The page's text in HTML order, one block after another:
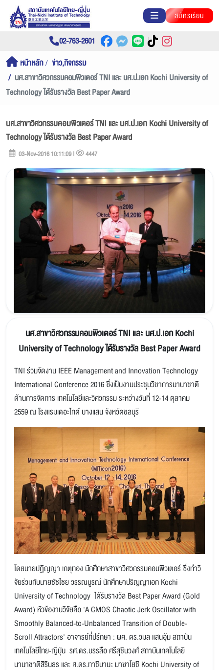
สมัครเรียน
02-763-2601
หน้าหลัก
ข่าว,กิจกรรม
นศ.สาขาวิศวกรรมคอมพิวเต​อร์ TNI และ นศ.ป.เอก ​Kochi University of
Technology ได้รับรางวัล Best Paper Award
นศ.สาขาวิศวกรรมคอมพิวเต​อร์ TNI และ นศ.ป.เอก ​Kochi University of
Technology ได้รับรางวัล Best Paper Award
03-Nov-2016 10:11:09 | 4447
นศ.สาขาวิศวกรรมคอมพิวเต​อร์ TNI และ นศ.ป.เอก ​Kochi
University of Technology ได้รับรางวัล Best Paper Award
TNI ร่วมจัดงาน IEEE Management and Innovation Technology
International Conference 2016 ซึ่งเป็นงานประชุมวิชาการนานาชาติ
ด้านการจัดการ เทคโนโลยีและวิศวกรรม ระหว่างวันที่ 12-14 ตุลาคม
2559 ณ โรงแรมเดอะไทด์ บางแสน จังหวัดชลบุรี
โดยนายปฏิญญา เกตุทอง นักศึกษาสาขาวิศวกรรมคอมพิวเต​อร์​​ ซึ่งทำ​วิ​​
จัยร่วมกับนายชัชไชย วรรณบูรณ์ นักศึกษาปริญญาเอก ​Kochi
University of Technology ได้รับรางวัล Best Paper Award (Gold
Award) หัวข้องานวิจัยคือ 'A CMOS Chaotic Jerk Oscillator with
Smoothly Balanced-to-Unbalanced Transition of Double-
Scroll Attractors' อาจารย์ที่ปรึกษา : ผศ. ดร.วิมล แสนอุ้ม ​สถาบัน
เทคโนโลยีไทย-ญี่ปุ่น ​ รศ.ดร.บรรลือ ศรีสุชินวงศ์ สถาบันเทคโนโลยี
นานาชาติสิรินธร และ ศ.ดร.ทาชิบานะ มาซาโยชิ Kochi University of